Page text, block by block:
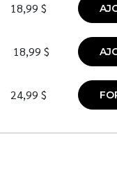
18,99 $
18,99 $
24,99 $